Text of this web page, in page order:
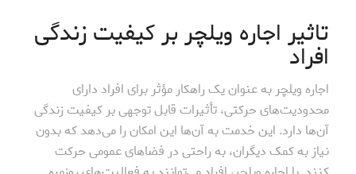
تاثیر اجاره ویلچر بر کیفیت زندگی
افراد
اجاره ویلچر به عنوان یک راهکار مؤثر برای افراد دارای
محدودیت‌های حرکتی، تأثیرات قابل توجهی بر کیفیت زندگی
آن‌ها دارد. این خدمت به آن‌ها این امکان را می‌دهد که بدون
نیاز به کمک دیگران، به راحتی در فضاهای عمومی حرکت